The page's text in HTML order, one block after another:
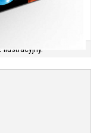
ilustracyjny.